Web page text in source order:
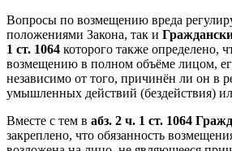
Вопросы по возмещению вреда
положениями Закона, так и
1 ст. 1064 которого также определено,
возмещению в полном объёме лицом,
независимо от того, причинён ли он в
умышленных действий (бездействия)
Вместе с тем в абз. 2 ч. 1 ст. 1064
закреплено, что обязанность